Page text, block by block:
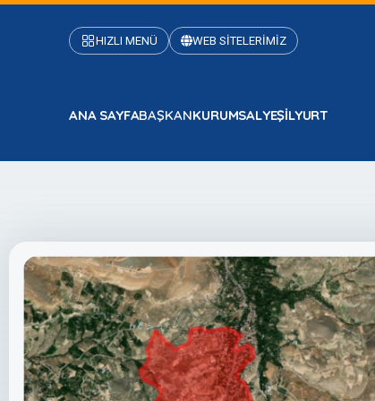
HIZLI MENÜ WEB SİTELERİMİZ
ANA SAYFABAŞKANKURUMSALYEŞİLYURT